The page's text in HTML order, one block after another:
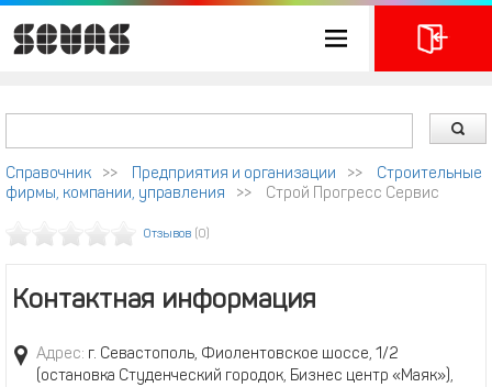
Справочник >> Предприятия и организации >>
Строительные
фирмы, компании, управления
>> Строй Прогресс Сервис
Отзывов (0)
Контактная информация
Адрес: г. Севастополь, Фиолентовское шоссе, 1/2
(остановка Студенческий городок, Бизнес центр «Маяк»),